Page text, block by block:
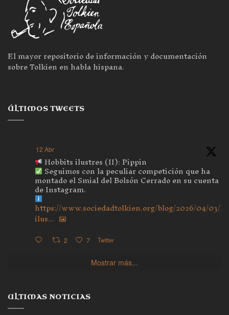
El mayor repositorio de información y documentación
sobre Tolkien en habla hispana.
ÚLTIMOS TWEETS
12 Abr
Hobbits ilustres (II): Pippin
Seguimos con la peculiar competición que ha
montado el Smial del Bolsón Cerrado en su cuenta
de Instagram.
https://www.sociedadtolkien.org/blog/2026/04/03/
ilus...
2 7 Twitter
Mostrar más...
ULTIMAS NOTICIAS